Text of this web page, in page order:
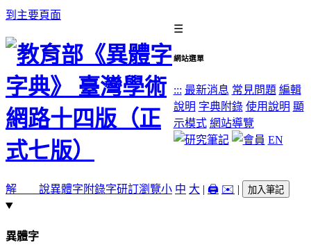
到主要頁面
☰
網站選單
::: 最新消息 常見問題 編輯
說明 字典附錄 使用說明 顯
示模式 網站導覽
EN
解 說異體字 附錄字研訂瀏覽小 中 大 | 🖨️ ✉️ | 加入筆記
異體字